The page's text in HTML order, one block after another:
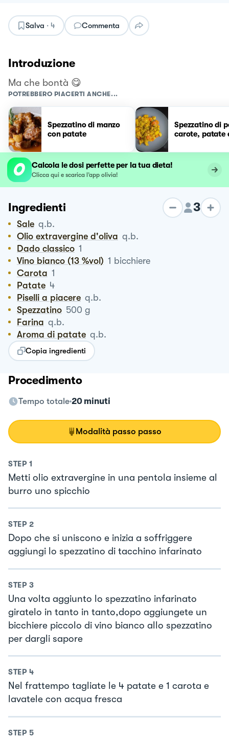
Salva · 4 Commenta
Introduzione
Ma che bontà 😋
POTREBBERO PIACERTI ANCHE...
Spezzatino di manzo
con patate
Spezzatino di
carote, patate
Calcola le dosi perfette per la tua dieta!
Clicca qui e scarica l’app olivia!
Ingredienti 3
Sale q.b.
Olio extravergine d'oliva q.b.
Dado classico 1
Vino bianco (13 %vol) 1 bicchiere
Carota 1
Patate 4
Piselli a piacere q.b.
Spezzatino 500 g
Farina q.b.
Aroma di patate q.b.
Copia ingredienti
Procedimento
Tempo totale 20 minuti
Modalità passo passo
STEP 1
Metti olio extravergine in una pentola insieme al
burro uno spicchio
STEP 2
Dopo che si uniscono e inizia a soffriggere
aggiungi lo spezzatino di tacchino infarinato
STEP 3
Una volta aggiunto lo spezzatino infarinato
giratelo in tanto in tanto,dopo aggiungete un
bicchiere piccolo di vino bianco allo spezzatino
per dargli sapore
STEP 4
Nel frattempo tagliate le 4 patate e 1 carota e
lavatele con acqua fresca
STEP 5